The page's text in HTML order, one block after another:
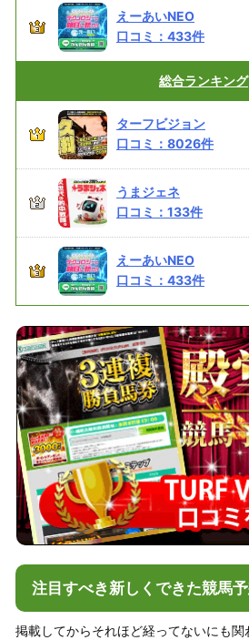
えーあいNEO
口コミ： 433件
総合ランキング
ターフビジョン
口コミ： 8026件
うまジェネ
口コミ： 133件
えーあいNEO
口コミ： 433件
注目すべき新しくできた競馬
掲載してからそれほど経ってないにも